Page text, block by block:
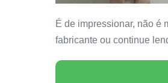
É de impressionar, não é
fabricante ou continue